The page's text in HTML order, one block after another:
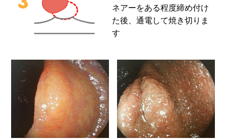
ネアーをある程度締め付け
た後、通電して焼き切りま
す